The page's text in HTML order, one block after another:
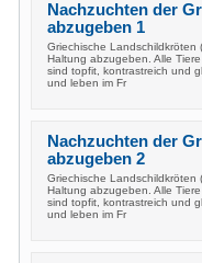
Nachzuchten der
abzugeben 1
Griechische Landschildkröten
Haltung abzugeben. Alle
sind topfit, kontrastreich und
und leben im Fr
Nachzuchten der
abzugeben 2
Griechische Landschildkröten
Haltung abzugeben. Alle
sind topfit, kontrastreich und
und leben im Fr